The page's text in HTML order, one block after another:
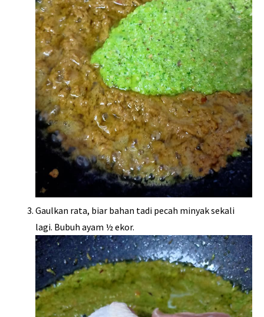
Gaulkan rata, biar bahan tadi pecah minyak sekali
lagi. Bubuh ayam ½ ekor.